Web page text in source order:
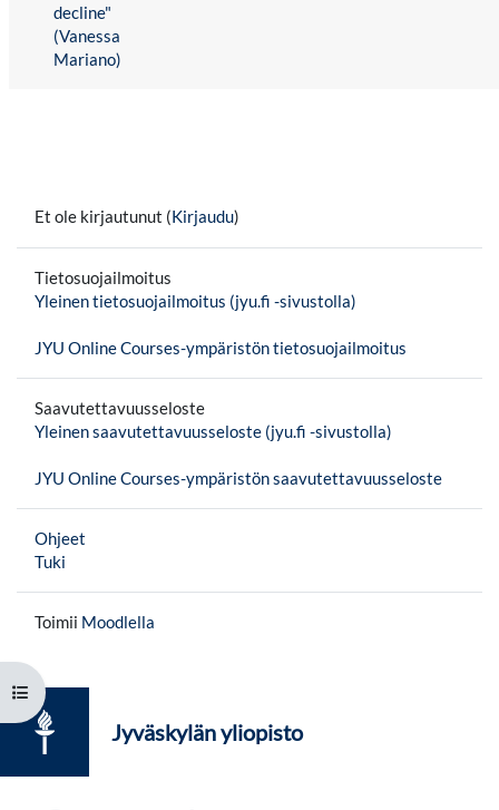
Avaa kurssisisältö
decline"
(Vanessa
Mariano)
Et ole kirjautunut (Kirjaudu)
Tietosuojailmoitus
Yleinen tietosuojailmoitus (jyu.fi -sivustolla)
JYU Online Courses-ympäristön tietosuojailmoitus
Saavutettavuusseloste
Yleinen saavutettavuusseloste (jyu.fi -sivustolla)
JYU Online Courses-ympäristön saavutettavuusseloste
Ohjeet
Tuki
Toimii Moodlella
Jyväskylän yliopisto